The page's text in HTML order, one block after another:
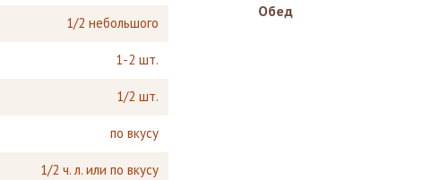
1/2 небольшого
1-2 шт.
1/2 шт.
по вкусу
1/2 ч. л. или по вкусу
Обед